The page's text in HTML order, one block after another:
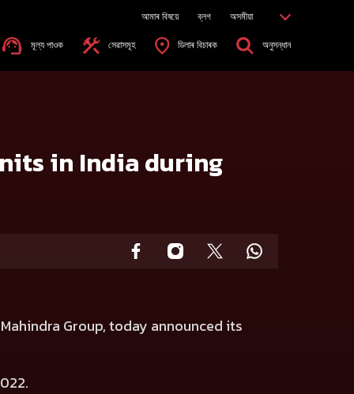
আমাৰ বিষয়ে ব্লগ অসমীয়া
মূল্য পাওক সেৱাসমূহ ডিলাৰ বিচাৰক অনুসন্ধান
in India during
Group, today announced its